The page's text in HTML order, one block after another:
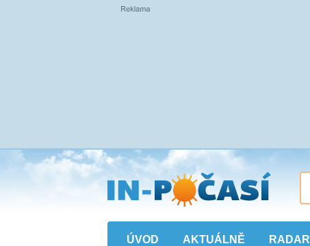
Přejít
na
hlavní
obsah
ÚVOD AKTUÁLNĚ RADAR